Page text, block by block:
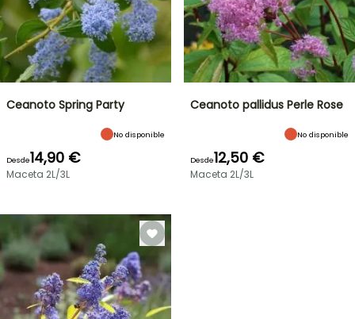
Ceanoto Spring Party
No disponible
Desde14,90 €
Maceta 2L/3L
Ceanoto pallidus Perle Rose
No disponible
Desde12,50 €
Maceta 2L/3L